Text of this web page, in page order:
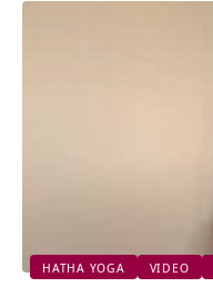
HATHA YOGA VIDEO